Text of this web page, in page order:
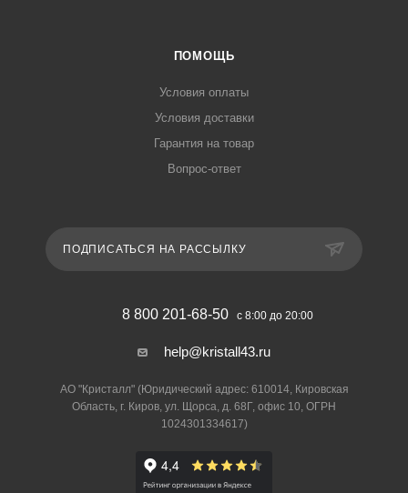
ПОМОЩЬ
Условия оплаты
Условия доставки
Гарантия на товар
Вопрос-ответ
ПОДПИСАТЬСЯ НА РАССЫЛКУ
8 800 201-68-50 с 8:00 до 20:00
help@kristall43.ru
АО "Кристалл" (Юридический адрес: 610014, Кировская
Область, г. Киров, ул. Щорса, д. 68Г, офис 10, ОГРН
1024301334617)